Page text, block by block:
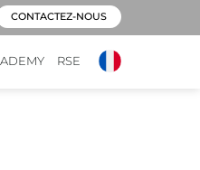
RSE
CONTACTEZ-NOUS